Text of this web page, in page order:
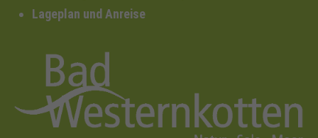
Lageplan und Anreise